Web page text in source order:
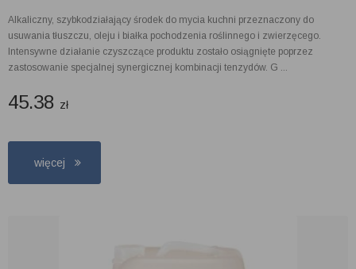
Alkaliczny, szybkodziałający środek do mycia kuchni przeznaczony do
usuwania tłuszczu, oleju i białka pochodzenia roślinnego i zwierzęcego.
Intensywne działanie czyszczące produktu zostało osiągnięte poprzez
zastosowanie specjalnej synergicznej kombinacji tenzydów. G ...
45.38 zł
więcej